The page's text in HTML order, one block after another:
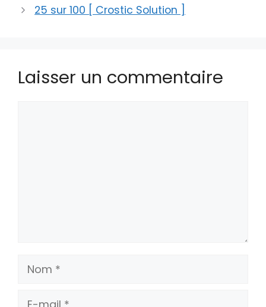
25 sur 100 [ Crostic Solution ]
Laisser un commentaire
Nom
E-